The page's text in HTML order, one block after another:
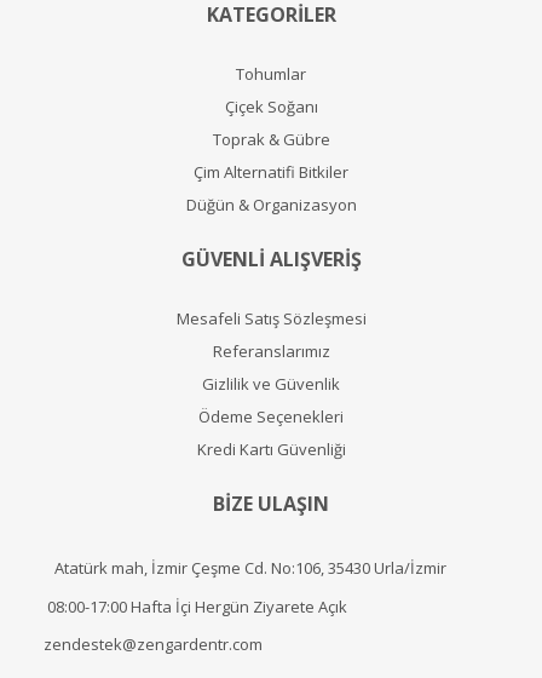
KATEGORİLER
Tohumlar
Çiçek Soğanı
Toprak & Gübre
Çim Alternatifi Bitkiler
Düğün & Organizasyon
GÜVENLİ ALIŞVERİŞ
Mesafeli Satış Sözleşmesi
Referanslarımız
Gizlilik ve Güvenlik
Ödeme Seçenekleri
Kredi Kartı Güvenliği
BİZE ULAŞIN
Atatürk mah, İzmir Çeşme Cd. No:106, 35430 Urla/İzmir
08:00-17:00 Hafta İçi Hergün Ziyarete Açık
zendestek@zengardentr.com